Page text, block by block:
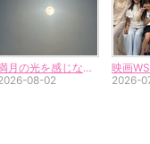
満月の光を感じながらの月礼拝
08-02
映画
2026-